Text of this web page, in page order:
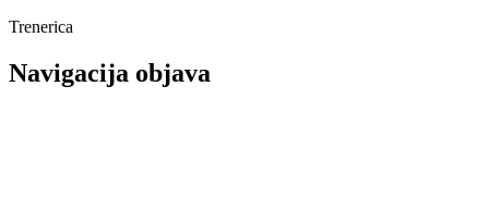
Trenerica
Navigacija objava